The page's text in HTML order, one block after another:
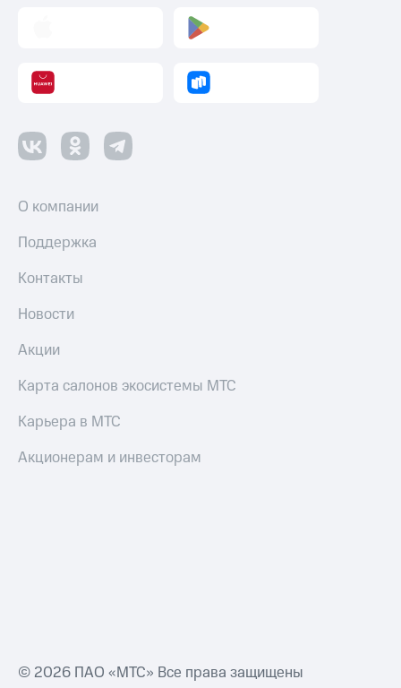
О компании
Поддержка
Контакты
Новости
Акции
Карта салонов экосистемы МТС
Карьера в МТС
Акционерам и инвесторам
© 2026 ПАО «МТС» Все права защищены